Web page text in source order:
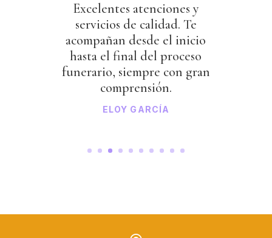
Excelentes atenciones y
servicios de calidad. Te
acompañan desde el inicio
hasta el final del proceso
funerario, siempre con gran
comprensión.
ELOY GARCÍA